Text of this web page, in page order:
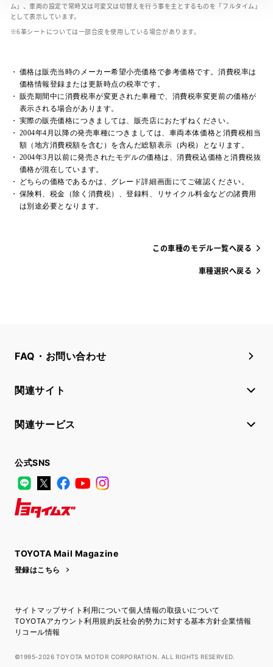
ム」、車両の設定で常時又は可変又は切替えを行う事を主とするものを「フルタイム」
として表示しています。
革シートについては一部合皮を使用している場合があります。
価格は販売当時のメーカー希望小売価格で参考価格です。消費税率は
価格情報登録または更新時点の税率です。
販売期間中に消費税率が変更された車種で、消費税率変更前の価格が
表示される場合があります。
実際の販売価格につきましては、販売店におたずねください。
2004年4月以降の発売車種につきましては、車両本体価格と消費税相当
額（地方消費税額を含む）を含んだ総額表示（内税）となります。
2004年3月以前に発売されたモデルの価格は、消費税込価格と消費税抜
価格が混在しています。
どちらの価格であるかは、グレード詳細画面にてご確認ください。
保険料、税金（除く消費税）、登録料、リサイクル料金などの諸費用
は別途必要となります。
この車種のモデル一覧へ戻る
車種選択へ戻る
FAQ・お問い合わせ
関連サイト
関連サービス
公式SNS
LINE
X FacebookYouTube
TOYOTA Mail Magazine
登録はこちら
サイトマップサイト利用について個人情報の取扱いについて
TOYOTAアカウント利用規約反社会的勢力に対する基本方針企業情報
リコール情報
©1995-2026 TOYOTA MOTOR CORPORATION. ALL RIGHTS RESERVED.